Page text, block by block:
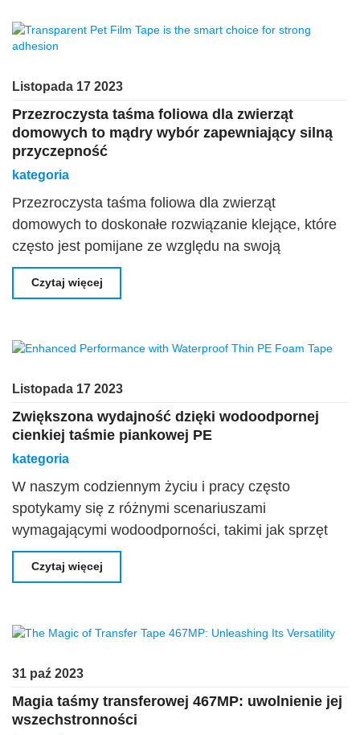
Listopada 17 2023
Przezroczysta taśma foliowa dla zwierząt
domowych to mądry wybór zapewniający silną
przyczepność
kategoria
Przezroczysta taśma foliowa dla zwierząt
domowych to doskonałe rozwiązanie klejące, które
często jest pomijane ze względu na swoją
przezroczystość. Wykonana z folii z politereftalanu
etylenu (PET), ta wszechstronna taśma ma
Czytaj więcej
Listopada 17 2023
Zwiększona wydajność dzięki wodoodpornej
cienkiej taśmie piankowej PE
kategoria
W naszym codziennym życiu i pracy często
spotykamy się z różnymi scenariuszami
wymagającymi wodoodporności, takimi jak sprzęt
elektroniczny, meble, buty itp. Wodoodporna cienka
taśma piankowa Pe jest bardzo popularna ze
Czytaj więcej
31 paź 2023
Magia taśmy transferowej 467MP: uwolnienie jej
wszechstronności